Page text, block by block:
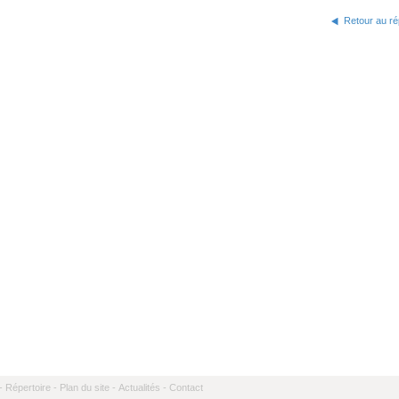
Retour au
Répertoire - Plan du site - Actualités - Contact